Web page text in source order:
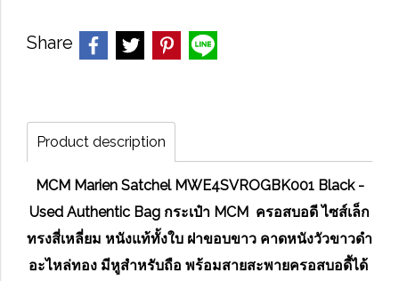
Share
Product description
MCM Marien Satchel MWE4SVROGBK001 Black -
Used Authentic Bag กระเป๋า MCM ครอสบอดี ไซส์เล็ก
ทรงสี่เหลี่ยม หนังแท้ทั้งใบ ฝาขอบขาว คาดหนังวัวขาวดำ
อะไหล่ทอง มีหูสำหรับถือ พร้อมสายสะพายครอสบอดี้ได้